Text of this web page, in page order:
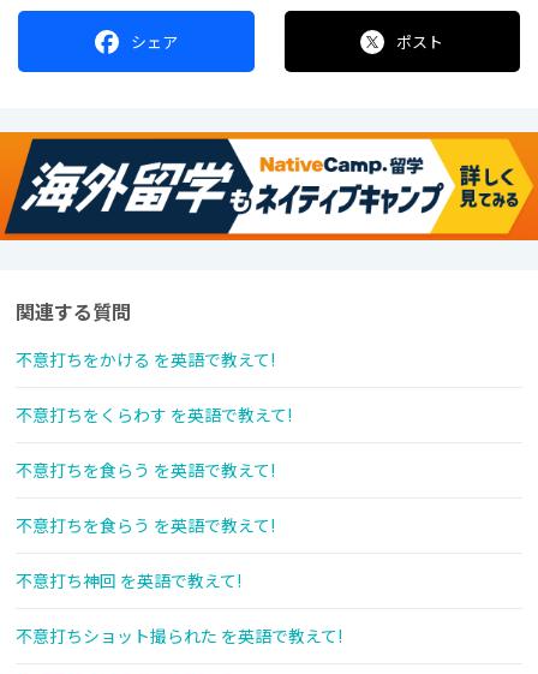
シェア ポスト
関連する質問
不意打ちをかける を英語で教えて!
不意打ちをくらわす を英語で教えて!
不意打ちを食らう を英語で教えて!
不意打ちを食らう を英語で教えて!
不意打ち神回 を英語で教えて!
不意打ちショット撮られた を英語で教えて!